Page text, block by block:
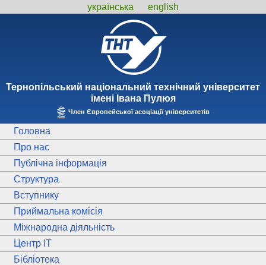
українська english
Тернопiльський національний технiчний унiверситет
iменi Iвана Пулюя
Член Європейської асоціації університетів
Головна
Про нас
Публічна інформація
Структура
Вступнику
Приймальна комісія
Міжнародна діяльність
Центр ІТ
Бібліотека